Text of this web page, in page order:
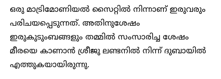
ഒരു മാട്രിമോണിയൽ സൈറ്റിൽ നിന്നാണ് ഇരുവരും
പരിചയപ്പെടുന്നത്. അതിനുശേഷം
ഇരുകുടുംബങ്ങളും തമ്മിൽ സംസാരിച്ച ശേഷം
മീരയെ കാണാൻ ശ്രീജു ലണ്ടനിൽ നിന്ന് ദുബായിൽ
എത്തുകയായിരുന്നു.